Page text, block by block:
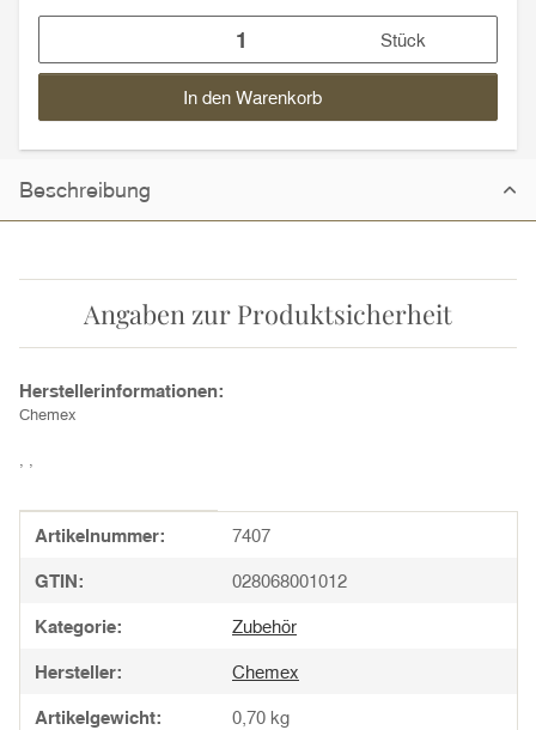
Stück
In den Warenkorb
Beschreibung
Angaben zur Produktsicherheit
Herstellerinformationen:
Chemex
, ,
Produkteigenschaft
Wert
Artikelnummer: 7407
GTIN: 028068001012
Kategorie: Zubehör
Hersteller: Chemex
Artikelgewicht: 0,70 kg